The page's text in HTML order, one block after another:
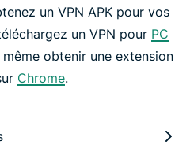
un VPN APK pour vos
un VPN pour PC
obtenir une extension
Chrome.